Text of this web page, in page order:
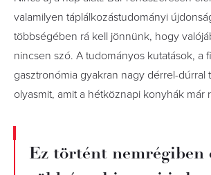
valamilyen táplálkozástudományi
többségében rá kell jönnünk, hogy
nincsen szó. A tudományos kutatások, a
gasztronómia gyakran nagy dérrel-dúrral
olyasmit, amit a hétköznapi konyhák már
Ez történt nemrégiben